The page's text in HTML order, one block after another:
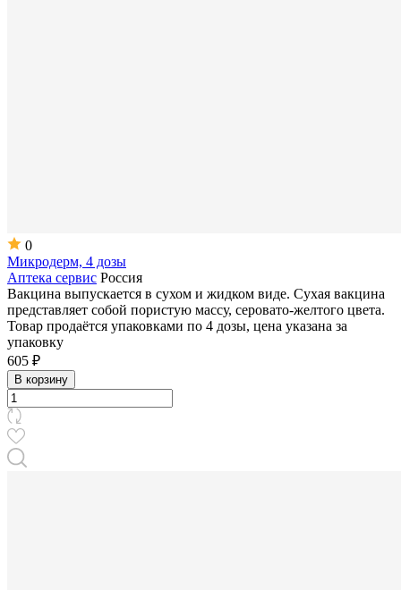
0
Микродерм, 4 дозы
Аптека сервис Россия
Вакцина выпускается в сухом и жидком виде. Сухая вакцина
представляет собой пористую массу, серовато-желтого цвета.
Товар продаётся упаковками по 4 дозы, цена указана за
упаковку
605 ₽
В корзину